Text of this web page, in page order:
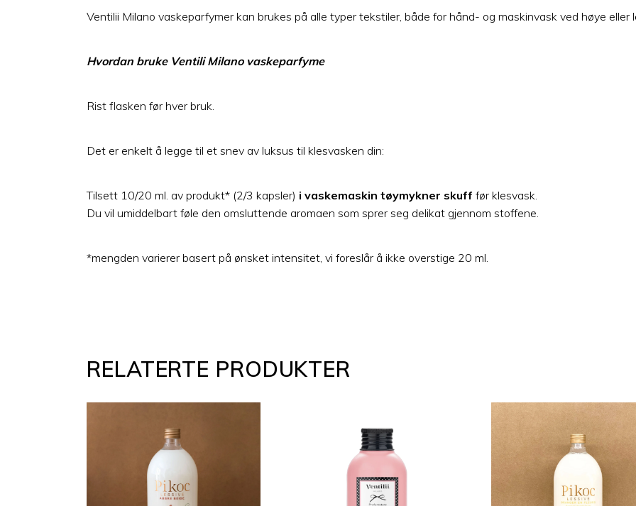
Ventilii Milano vaskeparfymer kan brukes på alle typer tekstiler, både for hånd- og maskinvask ved høye eller
Hvordan bruke Ventili Milano vaskeparfyme
Rist flasken før hver bruk.
Det er enkelt å legge til et snev av luksus til klesvasken din:
Tilsett 10/20 ml. av produkt* (2/3 kapsler) i vaskemaskin tøymykner skuff før klesvask.
Du vil umiddelbart føle den omsluttende aromaen som sprer seg delikat gjennom stoffene.
*mengden varierer basert på ønsket intensitet, vi foreslår å ikke overstige 20 ml.
RELATERTE PRODUKTER